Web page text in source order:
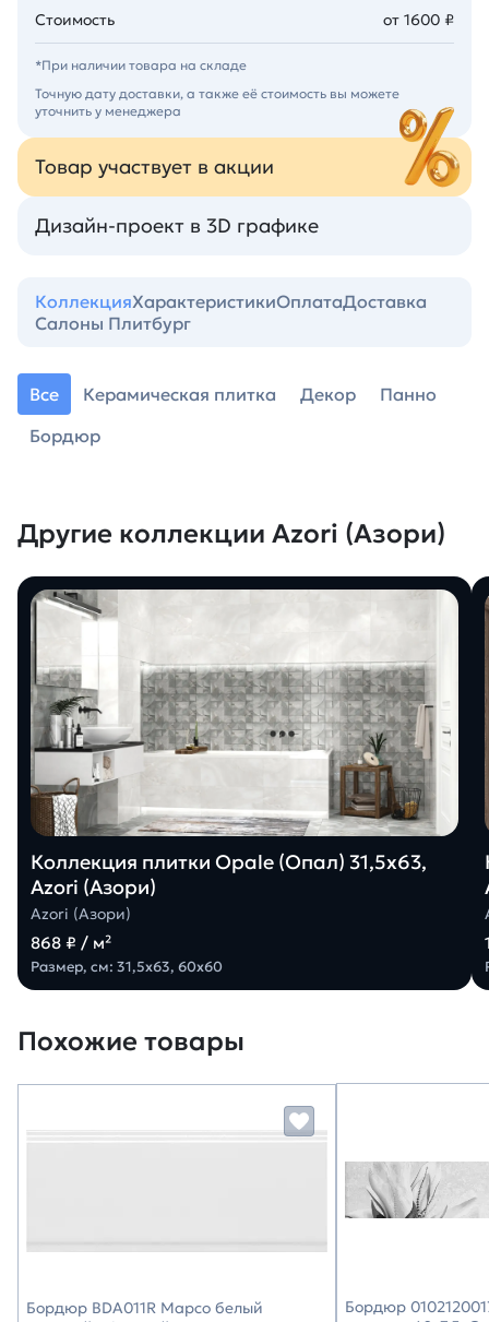
Стоимость
от 1600 ₽
*При наличии товара на складе
Точную дату доставки, а также её стоимость вы можете
уточнить у менеджера
Товар участвует в акции
Дизайн-проект в 3D графике
КоллекцияХарактеристикиОплатаДоставка
Салоны Плитбург
Все Керамическая плитка Декор
Панно
Бордюр
Другие коллекции Azori (Азори)
Коллекция плитки Opale (Опал) 31,5х63,
Azori (Азори)
Azori (Азори)
868 ₽ / м²
Размер, см: 31,5х63, 60х60
Похожие товары
Бордюр BDA011R Марсо белый
Бордюр